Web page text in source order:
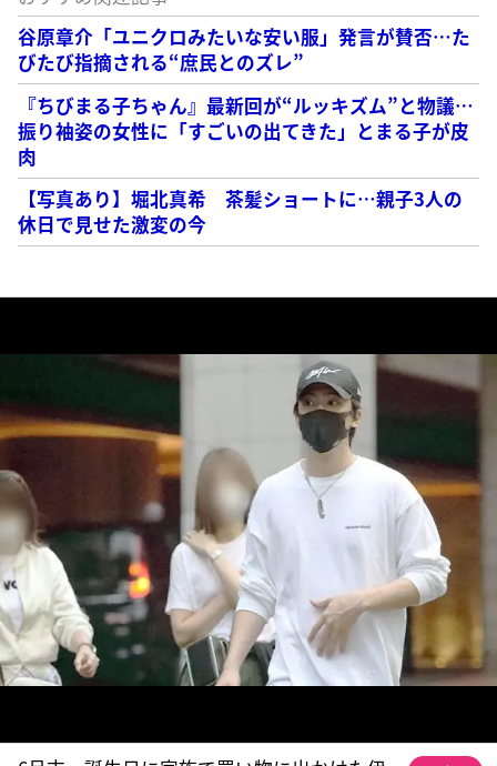
谷原章介「ユニクロみたいな安い服」発言が賛否…た
びたび指摘される“庶民とのズレ”
『ちびまる子ちゃん』最新回が“ルッキズム”と物議…
振り袖姿の女性に「すごいの出てきた」とまる子が皮
肉
【写真あり】堀北真希 茶髪ショートに…親子3人の
休日で見せた激変の今